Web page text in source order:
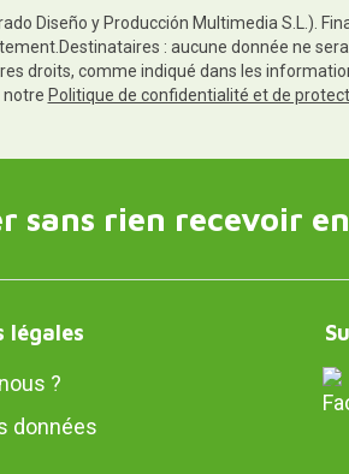
Diseño y Producción Multimedia S.L.).
: aucune donnée ne
droits, comme indiqué dans les
notre Politique de confidentialité et de
sans rien recevoir
légales
?
données